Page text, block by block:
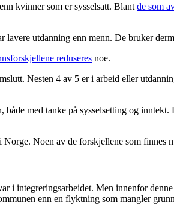
kvinner som er sysselsatt. Blant de som
utdanning enn menn. De bruker
reduseres noe.
Nesten 4 av 5 er i arbeid eller
med tanke på sysselsetting og
Noen av de forskjellene som
i integreringsarbeidet. Men innenfor
enn en flyktning som mangler